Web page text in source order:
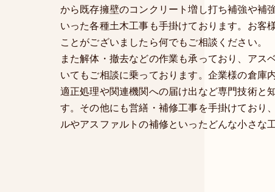
から既存擁壁のコンクリート増し打ち補強や補
いった各種土木工事も手掛けております。お客
ことがございましたら何でもご相談ください。
また解体・撤去などの作業も承っており、アス
いてもご相談に乗っております。企業様の倉庫
適正処理や関連機関への届け出など専門技術と
す。その他にも営繕・補修工事を手掛けており
ルやアスファルトの補修といったどんな小さな